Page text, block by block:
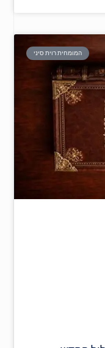
המומחית רוית סיני